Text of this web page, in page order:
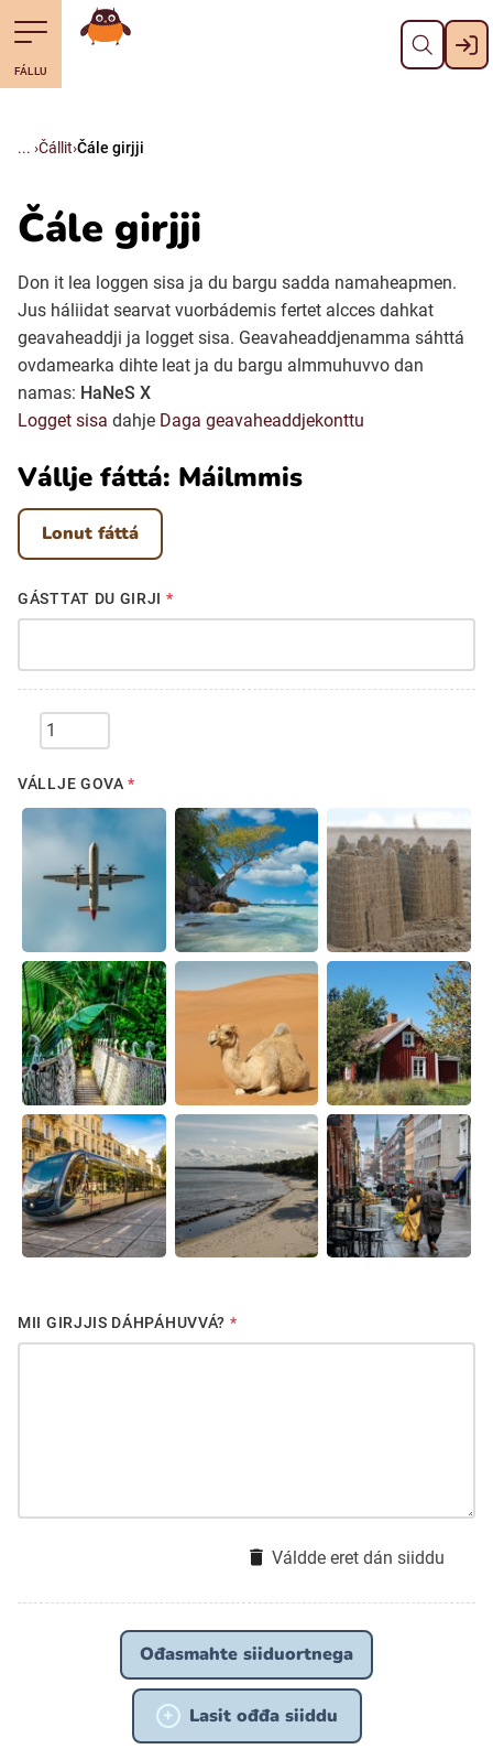
Till navigering av sidans innehåll
Till övergripande innehåll för webbplatsen Gidde
Suomi (Finska)
Julevsámegiella (Lulesamiska)
Åarjelsaemiengïele (Sydsamiska)
Davvisámegiella (Nordsamiska)
Bidumsámegiella (Pitesamiska)
Ubmejesámiengiälla (Umesamiska)
Kaale (Romska)
Arli (Romska)
Kelderash (Romska)
Lovari (Romska)
FÁLLU
Mana álgosiidui
Čállit Čále girjji
Čále girjji
Don it lea loggen sisa ja du bargu sadda namaheapmen.
Jus háliidat searvat vuorbádemis fertet alcces dahkat
geavaheaddji ja logget sisa. Geavaheaddjenamma sáhttá
ovdamearka dihte leat ja du bargu almmuhuvvo dan
namas: HaNeS X
Logget sisa dahje Daga geavaheaddjekonttu
Vállje fáttá: Máilmmis
Lonut fáttá
GÁSTTAT DU GIRJI *
Order:
VÁLLJE GOVA*
MII GIRJJIS DÁHPÁHUVVÁ? *
Váldde eret dán siiddu
Ođasmahte siiduortnega
Lasit ođđa siiddu